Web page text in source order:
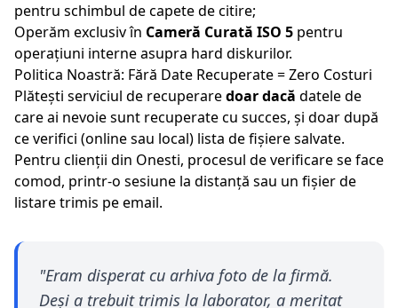
pentru schimbul de capete de citire;
Operăm exclusiv în Cameră Curată ISO 5 pentru
operațiuni interne asupra hard diskurilor.
Politica Noastră: Fără Date Recuperate = Zero Costuri
Plătești serviciul de recuperaredoar dacă datele de
care ai nevoie sunt recuperate cu succes, și doar după
ce verifici (online sau local) lista de fișiere salvate.
Pentru clienții din Onesti, procesul de verificare se face
comod, printr-o sesiune la distanță sau un fișier de
listare trimis pe email.
"Eram disperat cu arhiva foto de la firmă.
Deși a trebuit trimis la laborator, a meritat